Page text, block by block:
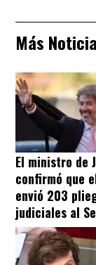
Más
El ministro de
confirmó que
envió 203
judiciales al